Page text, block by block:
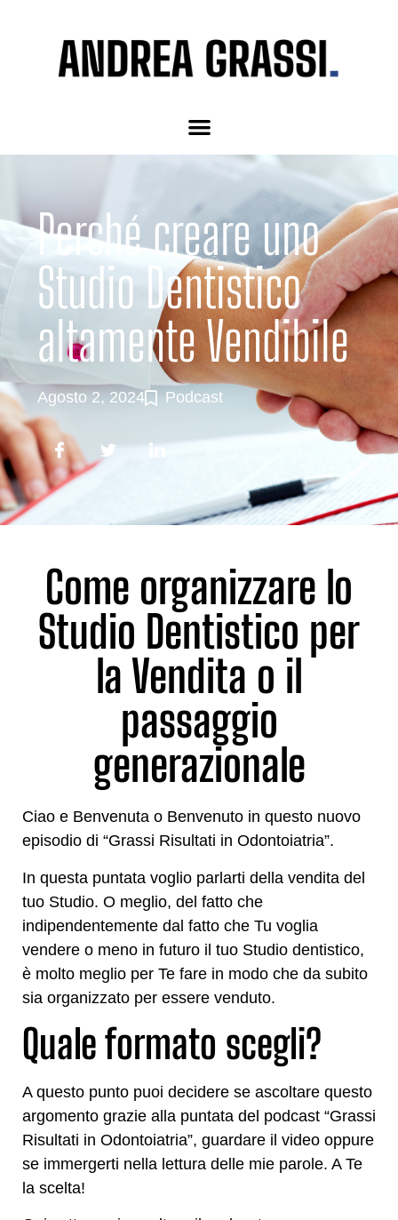
Perché creare uno
Studio Dentistico
altamente Vendibile
Agosto 2, 2024 Podcast
Come organizzare lo
Studio Dentistico per
la Vendita o il
passaggio
generazionale
Ciao e Benvenuta o Benvenuto in questo nuovo
episodio di “Grassi Risultati in Odontoiatria”.
In questa puntata voglio parlarti della vendita del
tuo Studio. O meglio, del fatto che
indipendentemente dal fatto che Tu voglia
vendere o meno in futuro il tuo Studio dentistico,
è molto meglio per Te fare in modo che da subito
sia organizzato per essere venduto.
Quale formato scegli?
A questo punto puoi decidere se ascoltare questo
argomento grazie alla puntata del podcast “Grassi
Risultati in Odontoiatria”, guardare il video oppure
se immergerti nella lettura delle mie parole. A Te
la scelta!